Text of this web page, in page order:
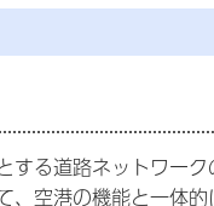
る道路ネットワー
空港の機能と一体